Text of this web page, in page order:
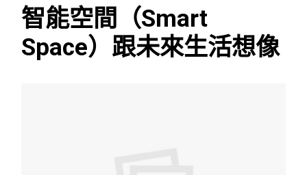
智能空間（Smart
Space）跟未來生活想像